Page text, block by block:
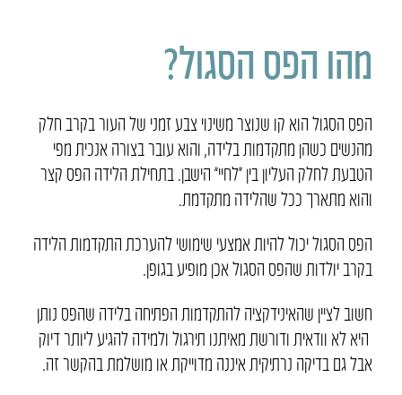
מהו הפס הסגול?
הפס הסגול הוא קו שנוצר משינוי צבע זמני של העור בקרב חלק
מהנשים כשהן מתקדמות בלידה, והוא עובר בצורה אנכית מפי
הטבעת לחלק העליון בין “לחיי” הישבן. בתחילת הלידה הפס קצר
והוא מתארך ככל שהלידה מתקדמת.
הפס הסגול יכול להיות אמצעי שימושי להערכת התקדמות הלידה
בקרב יולדות שהפס הסגול אכן מופיע בגופן.
חשוב לציין שהאינידקציה להתקדמות הפתיחה בלידה שהפס נותן
היא לא וודאית ודורשת מאיתנו תירגול ולמידה להגיע ליותר דיוק
אבל גם בדיקה נרתיקית איננה מדוייקת או מושלמת בהקשר זה.